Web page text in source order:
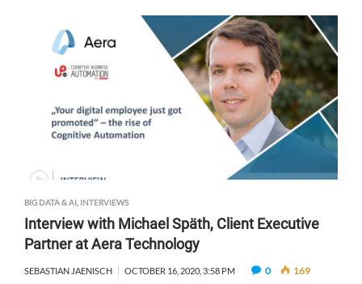
BIG DATA & AI INTERVIEWS
Interview with Michael Späth, Client Executive
Partner at Aera Technology
SEBASTIAN JAENISCH OCTOBER 16, 2020, 3:58 PM 0 169